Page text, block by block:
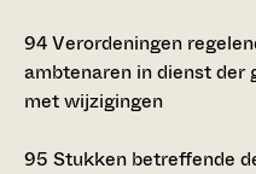
94Verordeningen
ambtenaren in dienst der
met wijzigingen
95 Stukken betreffende